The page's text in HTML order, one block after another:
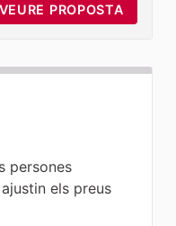
VEURE PROPOSTA
persones
els preus